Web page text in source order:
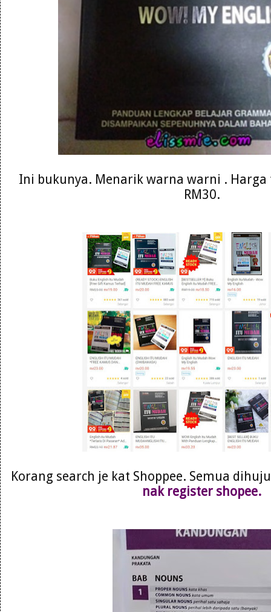
Ini bukunya. Menarik warna warni .
RM30.
Korang search je kat Shoppee. Semua
nak register shopee.